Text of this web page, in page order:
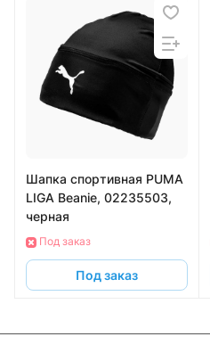
Шапка спортивная PUMA
LIGA Beanie, 02235503,
черная
Под заказ
Под заказ